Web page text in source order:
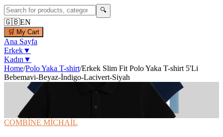
🔍
🇬🇧EN
🛒 My Cart
Ana Sayfa
Erkek▼
Kadın ▼
Home/Polo Yaka T-shirt/Erkek Slim Fit Polo Yaka T-shirt 5'Li
Bebemavi-Beyaz-İndigo-Lacivert-Siyah
/6
📦 Kargo Bedava
⚡ Hızlı Teslimat
COMBİNE MİCHAİL